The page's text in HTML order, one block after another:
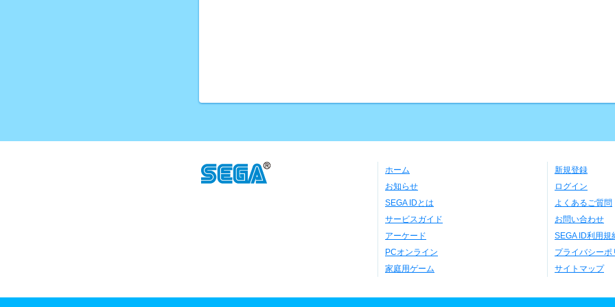
ホーム
お知らせ
SEGA IDとは
サービスガイド
アーケード
PCオンライン
家庭用ゲーム
新規登録
ログイン
よくあるご質問
お問い合わせ
SEGA ID利用規
プライバシーポ
サイトマップ